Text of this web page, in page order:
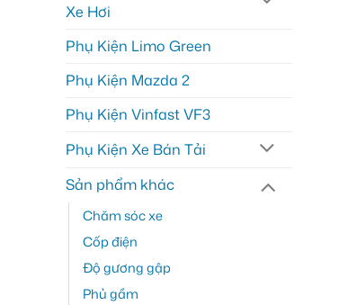
Xe Hơi
Phụ Kiện Limo Green
Phụ Kiện Mazda 2
Phụ Kiện Vinfast VF3
Phụ Kiện Xe Bán Tải
Sản phẩm khác
Chăm sóc xe
Cốp điện
Độ gương gập
Phủ gầm